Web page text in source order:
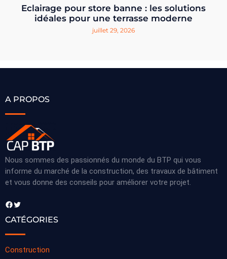
Eclairage pour store banne : les solutions
idéales pour une terrasse moderne
juillet 29, 2026
A PROPOS
Nous sommes des passionnés du monde du BTP qui vous
informe du marché de la construction, des travaux de bâtiment
et vous donne des conseils pour améliorer votre projet.
Facebook Twitter
CATÉGORIES
Construction